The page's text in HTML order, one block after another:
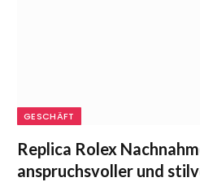
GESCHÄFT
Replica Rolex
anspruchsvoller und